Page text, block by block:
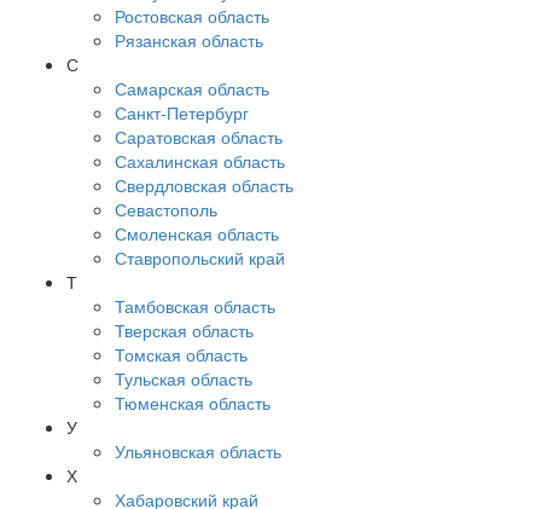
Ростовская область
Рязанская область
С
Самарская область
Санкт-Петербург
Саратовская область
Сахалинская область
Свердловская область
Севастополь
Смоленская область
Ставропольский край
Т
Тамбовская область
Тверская область
Томская область
Тульская область
Тюменская область
У
Ульяновская область
Х
Хабаровский край